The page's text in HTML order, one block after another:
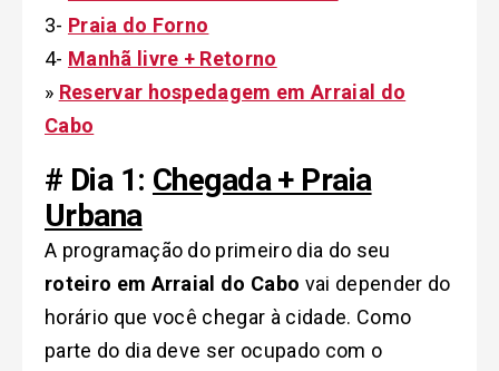
3- Praia do Forno
4- Manhã livre + Retorno
» Reservar hospedagem em Arraial do
Cabo
# Dia 1: Chegada + Praia
Urbana
A programação do primeiro dia do seu
roteiro em Arraial do Cabo vai depender do
horário que você chegar à cidade. Como
parte do dia deve ser ocupado com o